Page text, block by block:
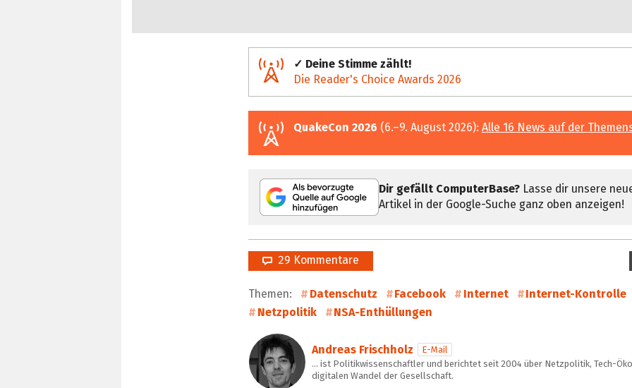
✓ Deine Stimme zählt!
Die Reader's Choice Awards 2026
QuakeCon 2026 (6.–9. August 2026): Alle 16 News auf der
Dir gefällt ComputerBase? Lasse dir unsere
Artikel in der Google-Suche ganz oben anzeigen!
29 Kommentare
Themen: Datenschutz Facebook Internet
Internet-Kontrolle
Netzpolitik
NSA-Enthüllungen
Andreas Frischholz
E-Mail
… ist Politikwissenschaftler und berichtet seit 2004 über Netzpolitik, Tech-
digitalen Wandel der Gesellschaft.